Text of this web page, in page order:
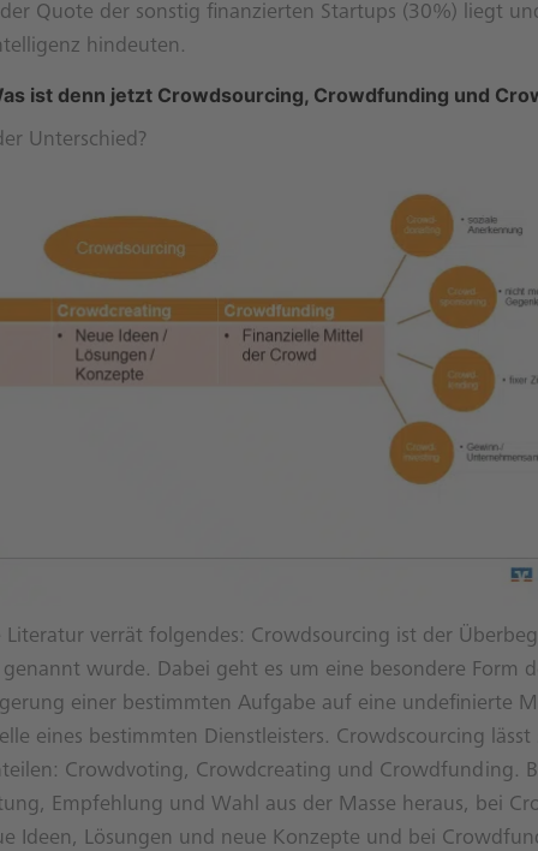
Quote der sonstig finanzierten Startups (30%) liegt
hindeuten.
ist denn jetzt Crowdsourcing, Crowdfunding und
Unterschied?
Literatur verrät folgendes: Crowdsourcing ist der
wurde. Dabei geht es um eine besondere Form
einer bestimmten Aufgabe auf eine undefinierte
eines bestimmten Dienstleisters. Crowdscourcing lässt
Crowdvoting, Crowdcreating und Crowdfunding.
Empfehlung und Wahl aus der Masse heraus, bei
Ideen, Lösungen und neue Konzepte und bei